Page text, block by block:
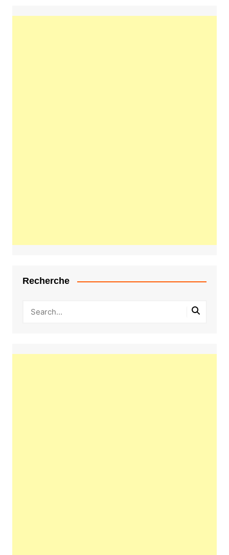
Recherche